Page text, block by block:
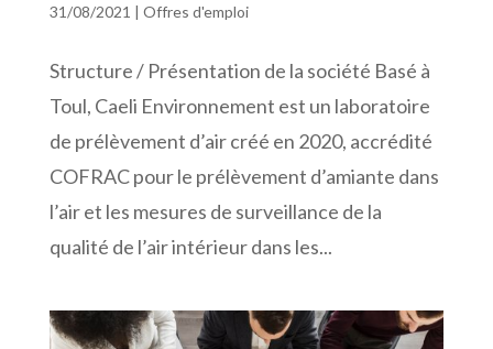
31/08/2021 | Offres d'emploi
Structure / Présentation de la société Basé à
Toul, Caeli Environnement est un laboratoire
de prélèvement d’air créé en 2020, accrédité
COFRAC pour le prélèvement d’amiante dans
l’air et les mesures de surveillance de la
qualité de l’air intérieur dans les...